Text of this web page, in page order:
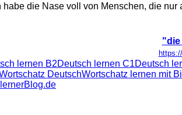
habe die Nase voll von Menschen, die nur
"die
lernen B2Deutsch lernen C1Deutsch
DeutschWortschatz lernen mit